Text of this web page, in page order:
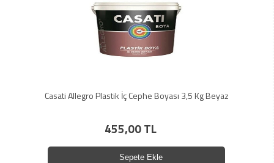
Casati Allegro Plastik İç Cephe Boyası 3,5 Kg Beyaz
455,00 TL
Sepete Ekle